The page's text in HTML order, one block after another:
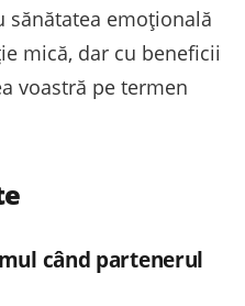
sănătatea emoțională
mică, dar cu beneficii
voastră pe termen
când partenerul